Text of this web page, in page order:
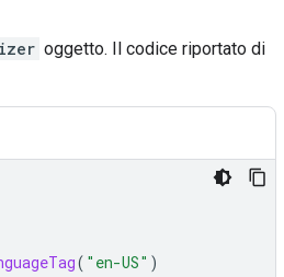
oggetto. Il codice riportato di
( "en-US" )